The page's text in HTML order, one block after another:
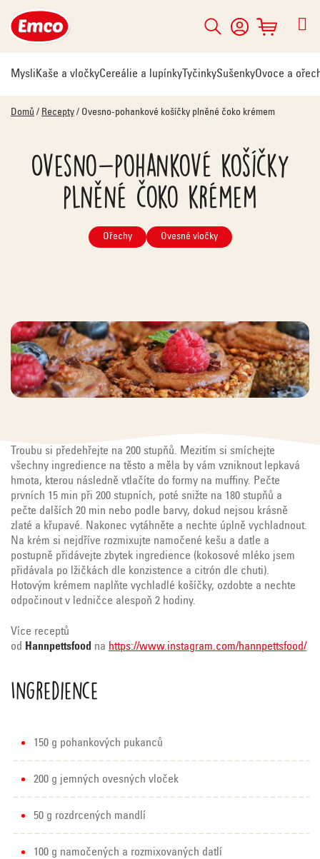
na
obsah
Hledat
NÁKUPNÍ
KOŠÍK
MysliKaše a vločkyCereálie a lupínky TyčinkySušenkyOvoce a
Domů / Recepty / Ovesno-pohankové košíčky plněné čoko krémem
Ovesno-pohankové košíčky
plněné čoko krémem
Ořechy Ovesné vločky
Troubu si předehřejte na 200 stupňů. Mezitím si smíchejte
všechny ingredience na těsto a měla by vám vzniknout lepkavá
hmota, kterou následně vtlačíte do formy na muffiny. Pečte
prvních 15 min při 200 stupních, poté snižte na 180 stupňů a
pečte dalších 20 min nebo podle barvy, dokud nejsou krásně
zlaté a křupavé. Nakonec vytáhněte a nechte úplně vychladnout.
Na krém si nejdříve rozmixujte namočené kešu a datle a
postupně přidávejte zbytek ingredience (kokosové mléko jsem
přidávala po lžičkách dle konzistence a citrón dle chuti).
Hotovým krémem naplňte vychladlé košíčky, ozdobte a nechte
odpočinout v ledničce alespoň 2 hodiny.
Více receptů
od Hannpettsfood na https://www.instagram.com/hannpettsfood/
Ingredience
150 g pohankových pukanců
200 g jemných ovesných vloček
50 g rozdrcených mandlí
100 g namočených a rozmixovaných datlí